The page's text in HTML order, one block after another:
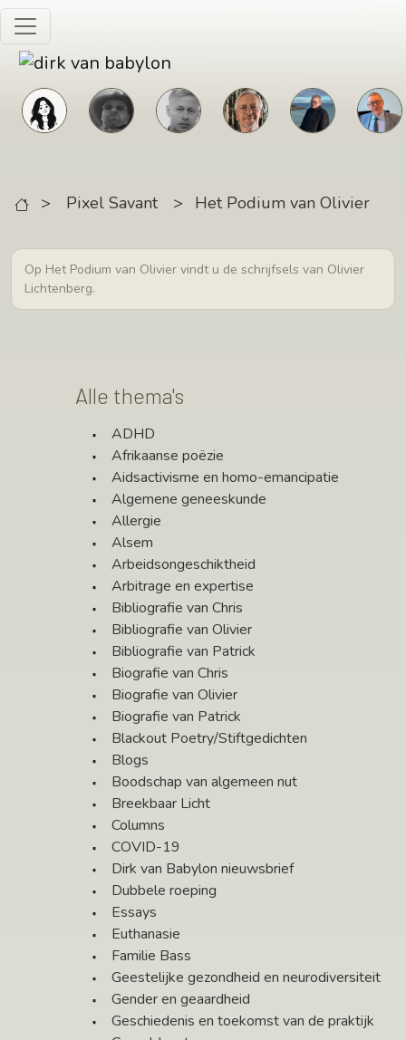
Skip to main content
> Pixel Savant > Het Podium van Olivier
Op Het Podium van Olivier vindt u de schrijfsels van Olivier
Lichtenberg.
Alle thema's
ADHD
Afrikaanse poëzie
Aidsactivisme en homo-emancipatie
Algemene geneeskunde
Allergie
Alsem
Arbeidsongeschiktheid
Arbitrage en expertise
Bibliografie van Chris
Bibliografie van Olivier
Bibliografie van Patrick
Biografie van Chris
Biografie van Olivier
Biografie van Patrick
Blackout Poetry/Stiftgedichten
Blogs
Boodschap van algemeen nut
Breekbaar Licht
Columns
COVID-19
Dirk van Babylon nieuwsbrief
Dubbele roeping
Essays
Euthanasie
Familie Bass
Geestelijke gezondheid en neurodiversiteit
Gender en geaardheid
Geschiedenis en toekomst van de praktijk